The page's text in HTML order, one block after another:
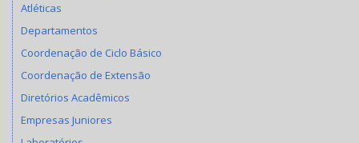
Atléticas
Departamentos
Coordenação de Ciclo Básico
Coordenação de Extensão
Diretórios Acadêmicos
Empresas Juniores